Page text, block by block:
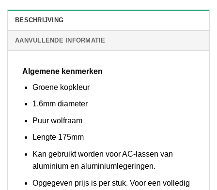
BESCHRIJVING
AANVULLENDE INFORMATIE
Algemene kenmerken
Groene kopkleur
1.6mm diameter
Puur wolfraam
Lengte 175mm
Kan gebruikt worden voor AC-lassen van
aluminium en aluminiumlegeringen.
Opgegeven prijs is per stuk. Voor een volledig